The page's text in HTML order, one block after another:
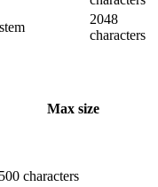
2048
characters
Max size
500 characters